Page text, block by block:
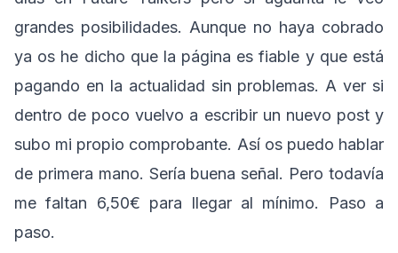
grandes posibilidades. Aunque no haya cobrado
ya os he dicho que la página es fiable y que está
pagando en la actualidad sin problemas. A ver si
dentro de poco vuelvo a escribir un nuevo post y
subo mi propio comprobante. Así os puedo hablar
de primera mano. Sería buena señal. Pero todavía
me faltan 6,50€ para llegar al mínimo. Paso a
paso.